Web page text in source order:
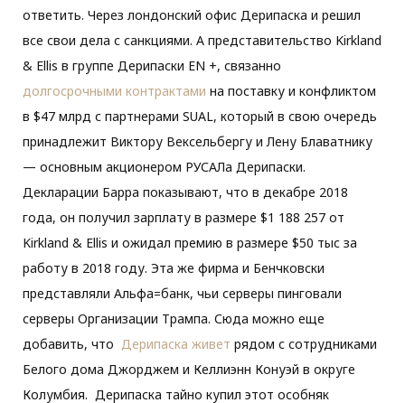
ответить. Через лондонский офис Дерипаска и решил
все свои дела с санкциями. А представительство Kirkland
& Ellis в группе Дерипаски EN +, связанно
долгосрочными контрактами на поставку и конфликтом
в $47 млрд с партнерами SUAL, который в свою очередь
принадлежит Виктору Вексельбергу и Лену Блаватнику
— основным акционером РУСАЛа Дерипаски.
Декларации Барра показывают, что в декабре 2018
года, он получил зарплату в размере $1 188 257 от
Kirkland & Ellis и ожидал премию в размере $50 тыс за
работу в 2018 году. Эта же фирма и Бенчковски
представляли Альфа=банк, чьи серверы пинговали
серверы Организации Трампа. Сюда можно еще
добавить, что Дерипаска живет рядом с сотрудниками
Белого дома Джорджем и Келлиэнн Конуэй в округе
Колумбия. Дерипаска тайно купил этот особняк